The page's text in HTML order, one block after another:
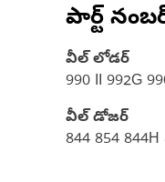
పార్ట్
వీల్ లోడర్
990 II 992G
వీల్ డోజర్
844 854 844H